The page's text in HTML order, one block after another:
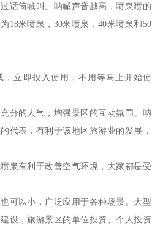
话筒喊叫。呐喊声音越高，喷泉喷的
18米喷泉，30米喷泉，40米喷泉和50
，立即投入使用，不用等马上开始使
分的人气，增强景区的互动氛围。呐
代表，有利于该地区旅游业的发展，
泉有利于改善空气环境，大家都是受
可以小，广泛应用于各种场景。大型
设，旅游景区的单位投资、个人投资